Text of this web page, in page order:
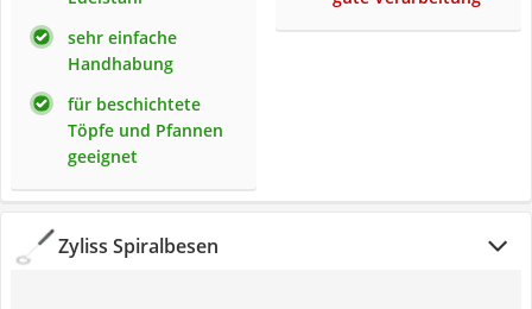
sehr einfache
Handhabung
für beschichtete
Töpfe und Pfannen
geeignet
Zyliss Spiralbesen